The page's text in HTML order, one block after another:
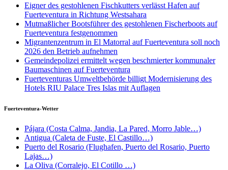
Eigner des gestohlenen Fischkutters verlässt Hafen auf
Fuerteventura in Richtung Westsahara
Mutmaßlicher Bootsführer des gestohlenen Fischerboots auf
Fuerteventura festgenommen
Migrantenzentrum in El Matorral auf Fuerteventura soll noch
2026 den Betrieb aufnehmen
Gemeindepolizei ermittelt wegen beschmierter kommunaler
Baumaschinen auf Fuerteventura
Fuerteventuras Umweltbehörde billigt Modernisierung des
Hotels RIU Palace Tres Islas mit Auflagen
Fuerteventura-Wetter
Pájara (Costa Calma, Jandia, La Pared, Morro Jable…)
Antigua (Caleta de Fuste, El Castillo…)
Puerto del Rosario (Flughafen, Puerto del Rosario, Puerto
Lajas…)
La Oliva (Corralejo, El Cotillo …)